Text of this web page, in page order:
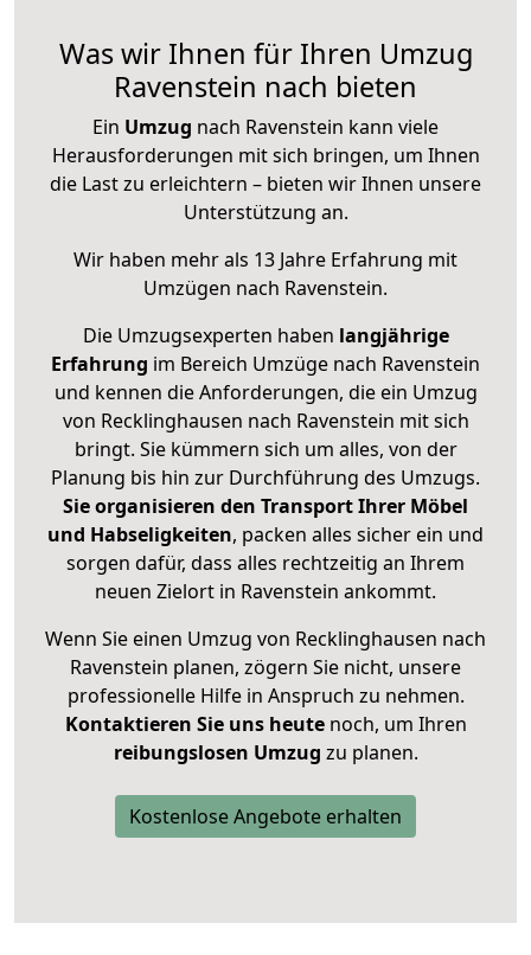
Was wir Ihnen für Ihren Umzug
Ravenstein nach bieten
Ein Umzug nach Ravenstein kann viele
Herausforderungen mit sich bringen, um Ihnen
die Last zu erleichtern – bieten wir Ihnen unsere
Unterstützung an.
Wir haben mehr als 13 Jahre Erfahrung mit
Umzügen nach Ravenstein.
Die Umzugsexperten haben langjährige
Erfahrung im Bereich Umzüge nach Ravenstein
und kennen die Anforderungen, die ein Umzug
von Recklinghausen nach Ravenstein mit sich
bringt. Sie kümmern sich um alles, von der
Planung bis hin zur Durchführung des Umzugs.
Sie organisieren den Transport Ihrer Möbel
und Habseligkeiten, packen alles sicher ein und
sorgen dafür, dass alles rechtzeitig an Ihrem
neuen Zielort in Ravenstein ankommt.
Wenn Sie einen Umzug von Recklinghausen nach
Ravenstein planen, zögern Sie nicht, unsere
professionelle Hilfe in Anspruch zu nehmen.
Kontaktieren Sie uns heutenoch, um Ihren
reibungslosen Umzug zu planen.
Kostenlose Angebote erhalten